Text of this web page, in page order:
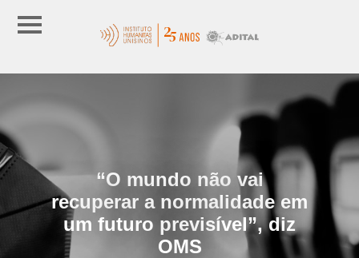
“O mundo não vai
recuperar a normalidade em
um futuro previsível”, diz
OMS